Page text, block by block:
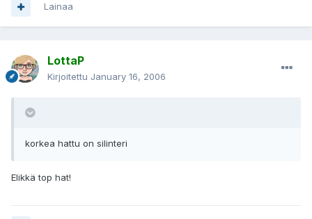
Lainaa
LottaP
Kirjoitettu January 16, 2006
korkea hattu on silinteri
Elikkä top hat!